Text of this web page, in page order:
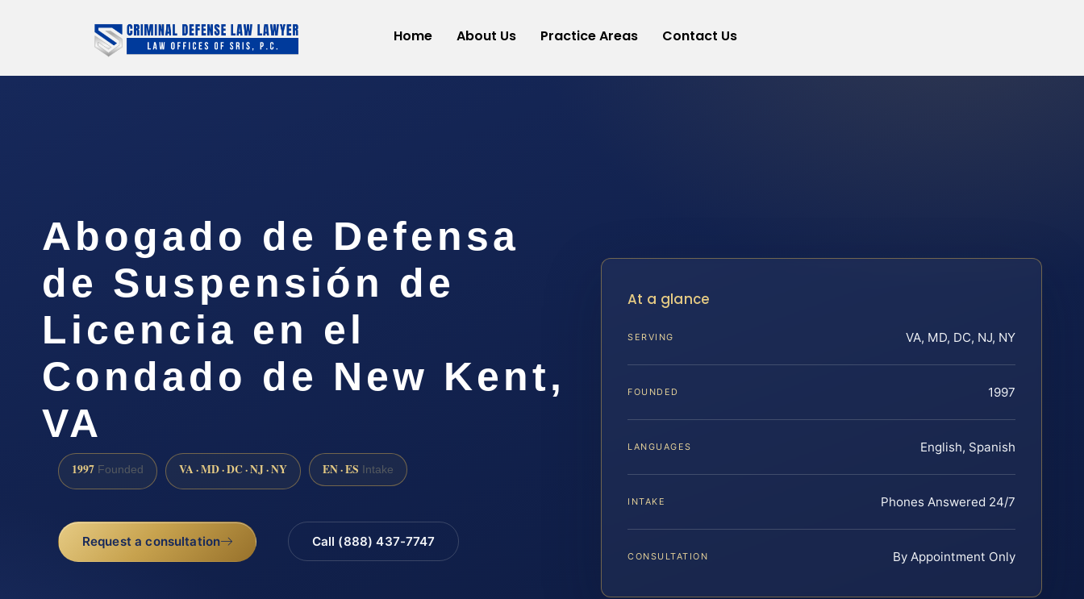
Home About Us Practice Areas Contact Us
Abogado de Defensa
de Suspensión de
Licencia en el
Condado de New Kent,
VA
1997 Founded VA · MD · DC · NJ · NY EN · ES Intake
Request a consultation Call (888) 437-7747
At a glance
SERVING VA, MD, DC, NJ, NY
FOUNDED 1997
LANGUAGES English, Spanish
INTAKE Phones Answered 24/7
CONSULTATION By Appointment Only